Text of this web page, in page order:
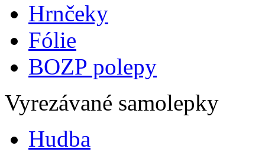
Hrnčeky
Fólie
BOZP polepy
Vyrezávané samolepky
Hudba